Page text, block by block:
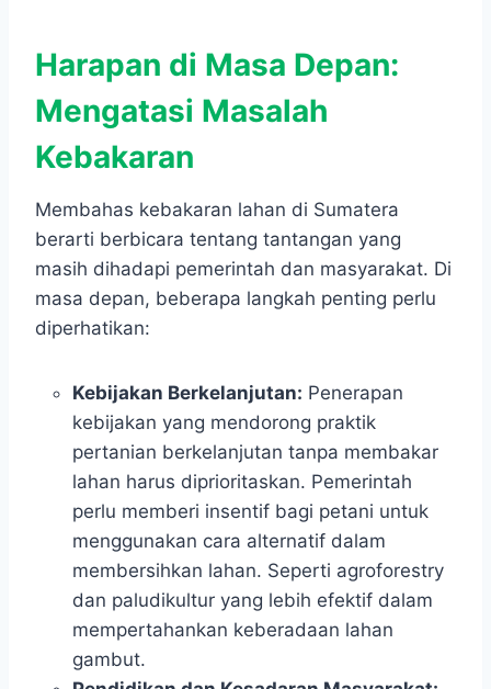
Harapan di Masa Depan:
Mengatasi Masalah
Kebakaran
Membahas kebakaran lahan di Sumatera
berarti berbicara tentang tantangan yang
masih dihadapi pemerintah dan masyarakat. Di
masa depan, beberapa langkah penting perlu
diperhatikan:
Kebijakan Berkelanjutan: Penerapan
kebijakan yang mendorong praktik
pertanian berkelanjutan tanpa membakar
lahan harus diprioritaskan. Pemerintah
perlu memberi insentif bagi petani untuk
menggunakan cara alternatif dalam
membersihkan lahan. Seperti agroforestry
dan paludikultur yang lebih efektif dalam
mempertahankan keberadaan lahan
gambut.